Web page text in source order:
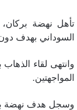
تأهل نهضة
السوداني بهدف دون
المواجهتين.
وسجل هدف نهضة بركان، منير